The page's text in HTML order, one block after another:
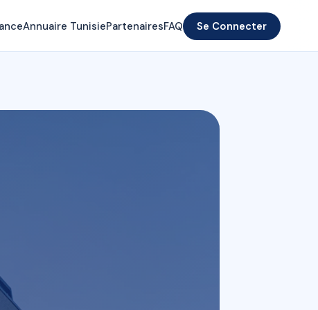
Annuaire TunisiePartenairesFAQ Se Connecter